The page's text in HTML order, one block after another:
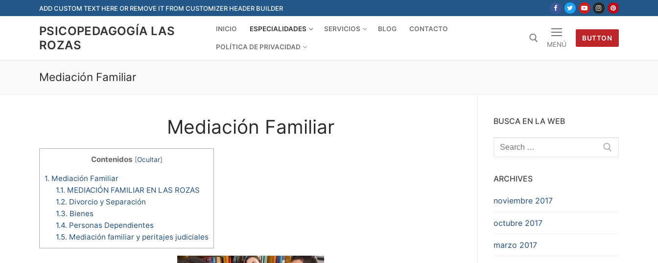
al
ADD CUSTOM TEXT HERE OR REMOVE IT FROM CUSTOMIZER HEADER BUILDER
PSICOPEDAGOGÍA LAS
ROZAS
INICIO ESPECIALIDADES SERVICIOS BLOG CONTACTO
POLÍTICA DE PRIVACIDAD MENÚ
BUTTON
Mediación Familiar
Mediación Familiar
Contenidos [Ocultar]
1. Mediación Familiar
1.1. MEDIACIÓN FAMILIAR EN LAS ROZAS
1.2. Divorcio y Separación
1.3. Bienes
1.4. Personas Dependientes
1.5. Mediación familiar y peritajes judiciales
BUSCA EN LA WEB
Search
for:
ARCHIVES
noviembre 2017
octubre 2017
marzo 2017